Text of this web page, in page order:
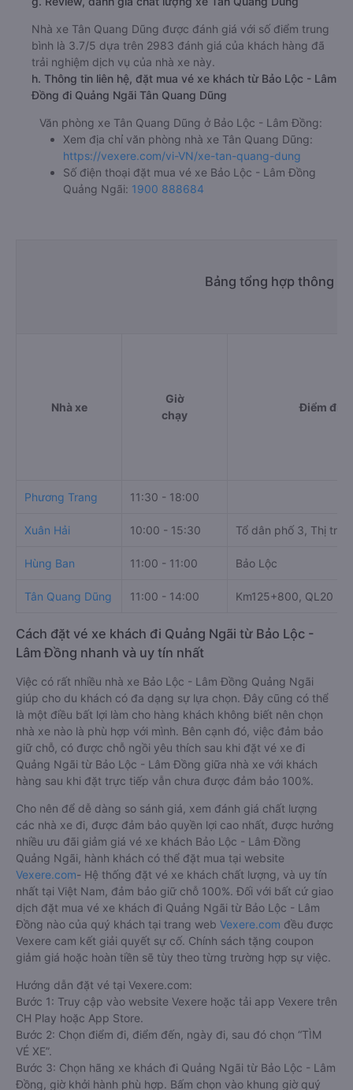
Nhà xe Tân Quang Dũng được đánh giá với số điểm trung
bình là 3.7/5 dựa trên 2983 đánh giá của khách hàng đã
trải nghiệm dịch vụ của nhà xe này.
h. Thông tin liên hệ, đặt mua vé xe khách từ Bảo Lộc - Lâm
Đồng đi Quảng Ngãi Tân Quang Dũng
Văn phòng xe Tân Quang Dũng ở Bảo Lộc - Lâm Đồng:
Xem địa chỉ văn phòng nhà xe Tân Quang Dũng:
https://vexere.com/vi-VN/xe-tan-quang-dung
Số điện thoại đặt mua vé xe Bảo Lộc - Lâm Đồng
Quảng Ngãi: 1900 888684
Bảng tổng hợp thông
Nhà xe
Giờ
chạy
Điểm đi
Phương Trang 11:30 - 18:00
Xuân Hải 10:00 - 15:30 Tổ dân phố 3, Thị trấn
Hùng Ban 11:00 - 11:00 Bảo Lộc
Tân Quang Dũng 11:00 - 14:00 Km125+800, QL20
Cách đặt vé xe khách đi Quảng Ngãi từ Bảo Lộc -
Lâm Đồng nhanh và uy tín nhất
Việc có rất nhiều nhà xe Bảo Lộc - Lâm Đồng Quảng Ngãi
giúp cho du khách có đa dạng sự lựa chọn. Đây cũng có thể
là một điều bất lợi làm cho hàng khách không biết nên chọn
nhà xe nào là phù hợp với mình. Bên cạnh đó, việc đảm bảo
giữ chỗ, có được chỗ ngồi yêu thích sau khi đặt vé xe đi
Quảng Ngãi từ Bảo Lộc - Lâm Đồng giữa nhà xe với khách
hàng sau khi đặt trực tiếp vẫn chưa được đảm bảo 100%.
Cho nên để dễ dàng so sánh giá, xem đánh giá chất lượng
các nhà xe đi, được đảm bảo quyền lợi cao nhất, được hưởng
nhiều ưu đãi giảm giá vé xe khách Bảo Lộc - Lâm Đồng
Quảng Ngãi, hành khách có thể đặt mua tại website
Vexere.com- Hệ thống đặt vé xe khách chất lượng, và uy tín
nhất tại Việt Nam, đảm bảo giữ chỗ 100%. Đối với bất cứ giao
dịch đặt mua vé xe khách đi Quảng Ngãi từ Bảo Lộc - Lâm
Đồng nào của quý khách tại trang web Vexere.com đều được
Vexere cam kết giải quyết sự cố. Chính sách tặng coupon
giảm giá hoặc hoàn tiền sẽ tùy theo từng trường hợp sự việc.
Hướng dẫn đặt vé tại Vexere.com:
Bước 1: Truy cập vào website Vexere hoặc tải app Vexere trên
CH Play hoặc App Store.
Bước 2: Chọn điểm đi, điểm đến, ngày đi, sau đó chọn “TÌM
VÉ XE”.
Bước 3: Chọn hãng xe khách đi Quảng Ngãi từ Bảo Lộc - Lâm
Đồng, giờ khởi hành phù hợp. Bấm chọn vào khung giờ quý